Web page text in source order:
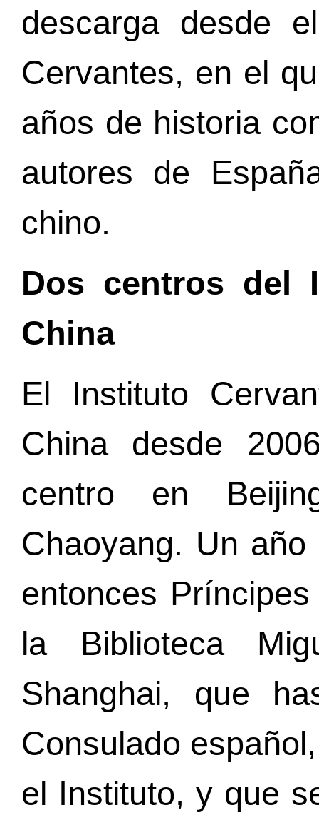
descarga desde
Cervantes, en el
años de historia
autores de
chino.
Dos centros del
China
El Instituto
China desde
centro en
Chaoyang. Un
entonces
la Biblioteca
Shanghai, que
Consulado
el Instituto, y que